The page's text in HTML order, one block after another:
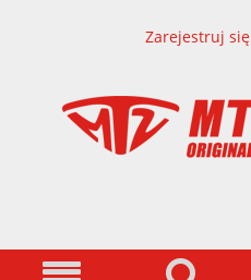
Zarejestruj się